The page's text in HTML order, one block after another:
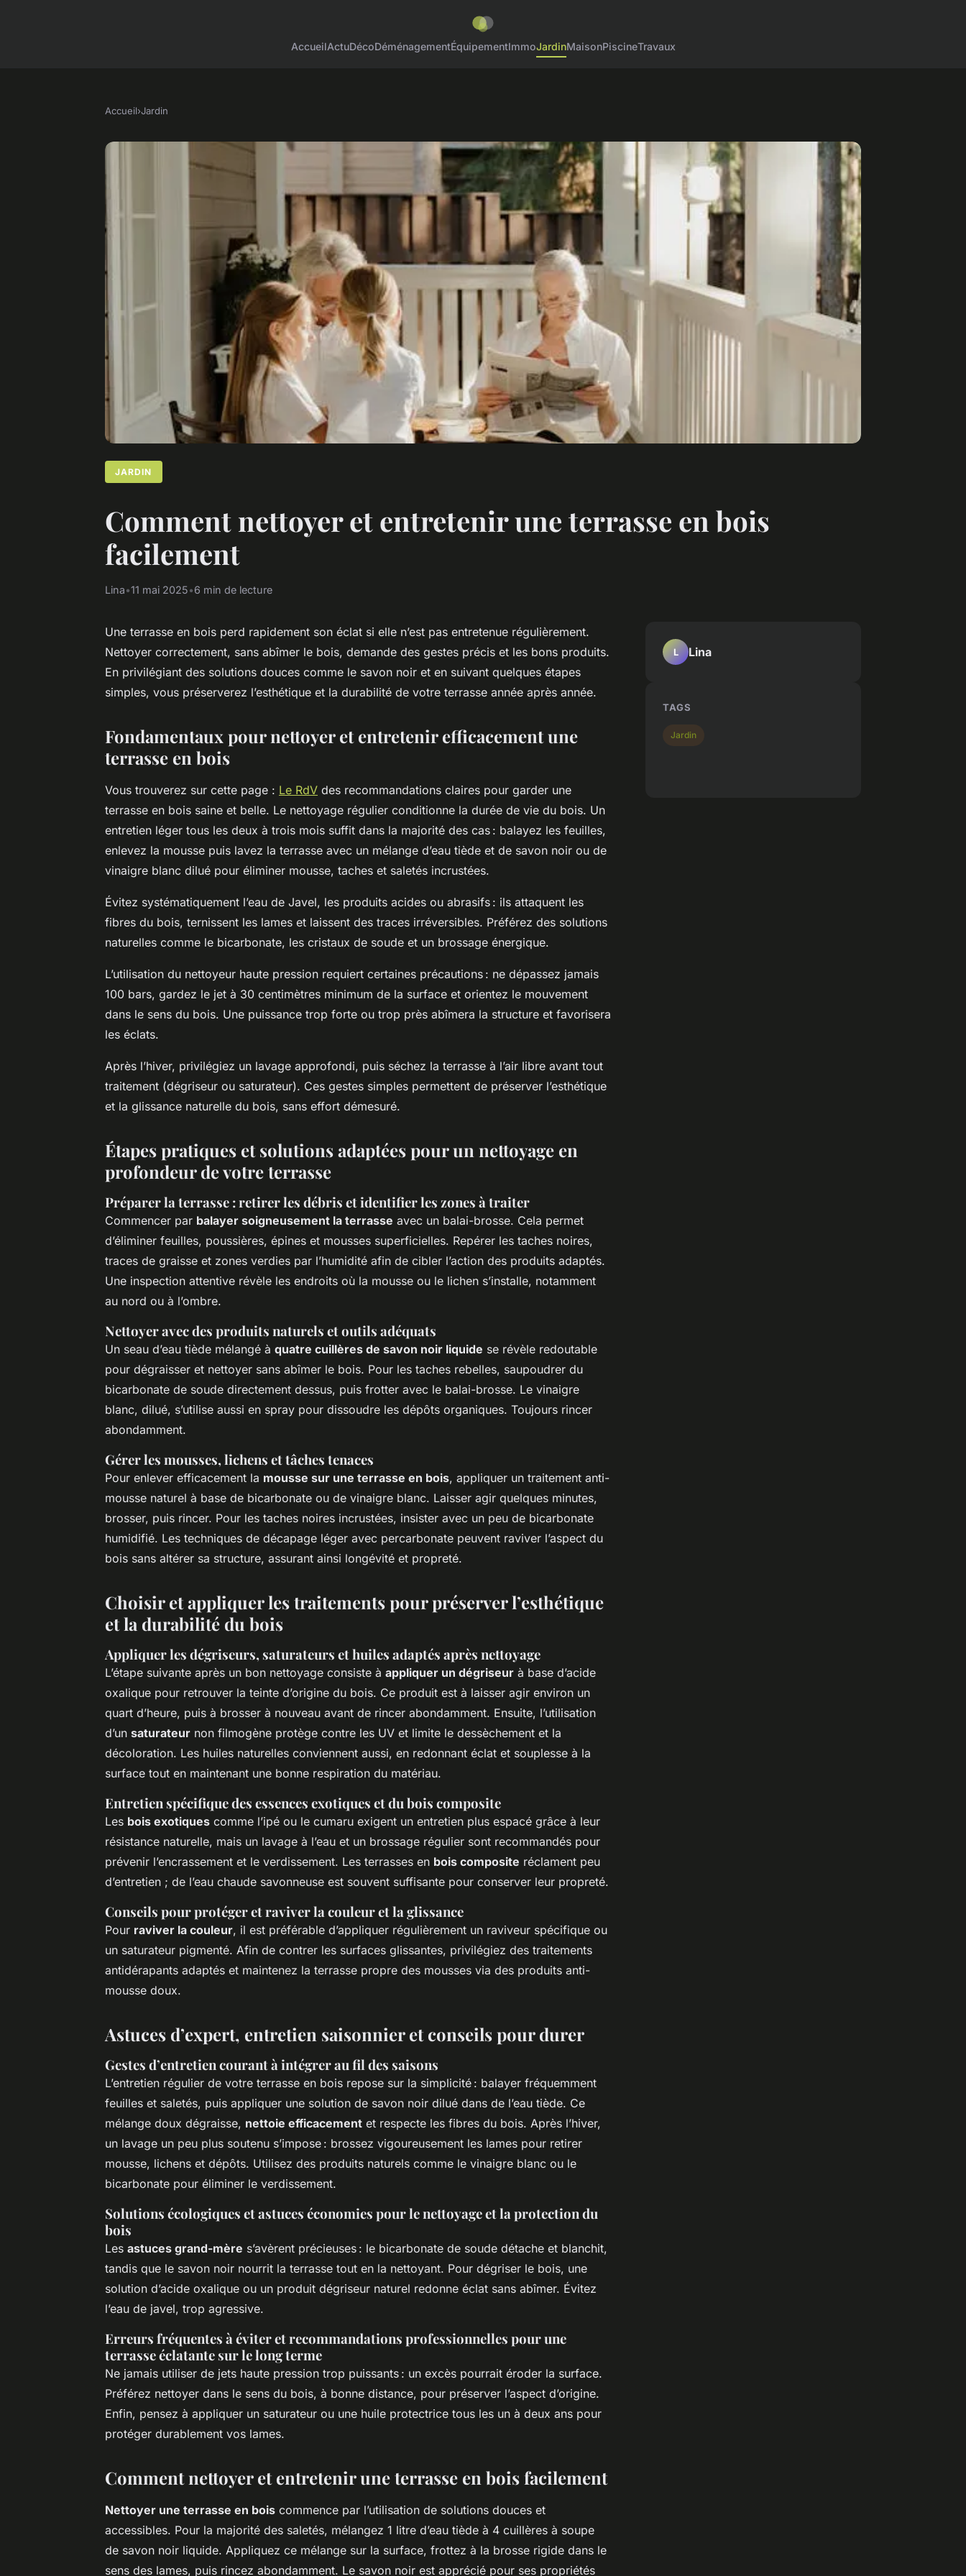
AccueilActuDécoDéménagementÉquipementImmoJardinMaisonPiscineTravaux
Accueil›Jardin
JARDIN
Comment nettoyer et entretenir une terrasse en bois
facilement
Lina•11 mai 2025•6 min de lecture
Une terrasse en bois perd rapidement son éclat si elle n’est pas entretenue régulièrement.
Nettoyer correctement, sans abîmer le bois, demande des gestes précis et les bons produits.
En privilégiant des solutions douces comme le savon noir et en suivant quelques étapes
simples, vous préserverez l’esthétique et la durabilité de votre terrasse année après année.
Fondamentaux pour nettoyer et entretenir efficacement une
terrasse en bois
Vous trouverez sur cette page : Le RdV des recommandations claires pour garder une
terrasse en bois saine et belle. Le nettoyage régulier conditionne la durée de vie du bois. Un
entretien léger tous les deux à trois mois suffit dans la majorité des cas : balayez les feuilles,
enlevez la mousse puis lavez la terrasse avec un mélange d’eau tiède et de savon noir ou de
vinaigre blanc dilué pour éliminer mousse, taches et saletés incrustées.
Évitez systématiquement l’eau de Javel, les produits acides ou abrasifs : ils attaquent les
fibres du bois, ternissent les lames et laissent des traces irréversibles. Préférez des solutions
naturelles comme le bicarbonate, les cristaux de soude et un brossage énergique.
L’utilisation du nettoyeur haute pression requiert certaines précautions : ne dépassez jamais
100 bars, gardez le jet à 30 centimètres minimum de la surface et orientez le mouvement
dans le sens du bois. Une puissance trop forte ou trop près abîmera la structure et favorisera
les éclats.
Après l’hiver, privilégiez un lavage approfondi, puis séchez la terrasse à l’air libre avant tout
traitement (dégriseur ou saturateur). Ces gestes simples permettent de préserver l’esthétique
et la glissance naturelle du bois, sans effort démesuré.
Étapes pratiques et solutions adaptées pour un nettoyage en
profondeur de votre terrasse
Préparer la terrasse : retirer les débris et identifier les zones à traiter
Commencer par balayer soigneusement la terrasse avec un balai-brosse. Cela permet
d’éliminer feuilles, poussières, épines et mousses superficielles. Repérer les taches noires,
traces de graisse et zones verdies par l’humidité afin de cibler l’action des produits adaptés.
Une inspection attentive révèle les endroits où la mousse ou le lichen s’installe, notamment
au nord ou à l’ombre.
Nettoyer avec des produits naturels et outils adéquats
Un seau d’eau tiède mélangé à quatre cuillères de savon noir liquide se révèle redoutable
pour dégraisser et nettoyer sans abîmer le bois. Pour les taches rebelles, saupoudrer du
bicarbonate de soude directement dessus, puis frotter avec le balai-brosse. Le vinaigre
blanc, dilué, s’utilise aussi en spray pour dissoudre les dépôts organiques. Toujours rincer
abondamment.
Gérer les mousses, lichens et tâches tenaces
Pour enlever efficacement la mousse sur une terrasse en bois, appliquer un traitement anti-
mousse naturel à base de bicarbonate ou de vinaigre blanc. Laisser agir quelques minutes,
brosser, puis rincer. Pour les taches noires incrustées, insister avec un peu de bicarbonate
humidifié. Les techniques de décapage léger avec percarbonate peuvent raviver l’aspect du
bois sans altérer sa structure, assurant ainsi longévité et propreté.
Choisir et appliquer les traitements pour préserver l’esthétique
et la durabilité du bois
Appliquer les dégriseurs, saturateurs et huiles adaptés après nettoyage
L’étape suivante après un bon nettoyage consiste à appliquer un dégriseur à base d’acide
oxalique pour retrouver la teinte d’origine du bois. Ce produit est à laisser agir environ un
quart d’heure, puis à brosser à nouveau avant de rincer abondamment. Ensuite, l’utilisation
d’un saturateur non filmogène protège contre les UV et limite le dessèchement et la
décoloration. Les huiles naturelles conviennent aussi, en redonnant éclat et souplesse à la
surface tout en maintenant une bonne respiration du matériau.
Entretien spécifique des essences exotiques et du bois composite
Les bois exotiques comme l’ipé ou le cumaru exigent un entretien plus espacé grâce à leur
résistance naturelle, mais un lavage à l’eau et un brossage régulier sont recommandés pour
prévenir l’encrassement et le verdissement. Les terrasses en bois composite réclament peu
d’entretien ; de l’eau chaude savonneuse est souvent suffisante pour conserver leur propreté.
Conseils pour protéger et raviver la couleur et la glissance
Pour raviver la couleur, il est préférable d’appliquer régulièrement un raviveur spécifique ou
un saturateur pigmenté. Afin de contrer les surfaces glissantes, privilégiez des traitements
antidérapants adaptés et maintenez la terrasse propre des mousses via des produits anti-
mousse doux.
Astuces d’expert, entretien saisonnier et conseils pour durer
Gestes d’entretien courant à intégrer au fil des saisons
L’entretien régulier de votre terrasse en bois repose sur la simplicité : balayer fréquemment
feuilles et saletés, puis appliquer une solution de savon noir dilué dans de l’eau tiède. Ce
mélange doux dégraisse, nettoie efficacement et respecte les fibres du bois. Après l’hiver,
un lavage un peu plus soutenu s’impose : brossez vigoureusement les lames pour retirer
mousse, lichens et dépôts. Utilisez des produits naturels comme le vinaigre blanc ou le
bicarbonate pour éliminer le verdissement.
Solutions écologiques et astuces économies pour le nettoyage et la protection du
bois
Les astuces grand-mère s’avèrent précieuses : le bicarbonate de soude détache et blanchit,
tandis que le savon noir nourrit la terrasse tout en la nettoyant. Pour dégriser le bois, une
solution d’acide oxalique ou un produit dégriseur naturel redonne éclat sans abîmer. Évitez
l’eau de javel, trop agressive.
Erreurs fréquentes à éviter et recommandations professionnelles pour une
terrasse éclatante sur le long terme
Ne jamais utiliser de jets haute pression trop puissants : un excès pourrait éroder la surface.
Préférez nettoyer dans le sens du bois, à bonne distance, pour préserver l’aspect d’origine.
Enfin, pensez à appliquer un saturateur ou une huile protectrice tous les un à deux ans pour
protéger durablement vos lames.
Comment nettoyer et entretenir une terrasse en bois facilement
Nettoyer une terrasse en bois commence par l’utilisation de solutions douces et
accessibles. Pour la majorité des saletés, mélangez 1 litre d’eau tiède à 4 cuillères à soupe
de savon noir liquide. Appliquez ce mélange sur la surface, frottez à la brosse rigide dans le
sens des lames, puis rincez abondamment. Le savon noir est apprécié pour ses propriétés
L Lina
TAGS
Jardin